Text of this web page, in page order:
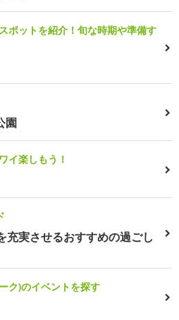
ポットを紹介！旬な時期や準備す
園
イ楽しもう！
充実させるおすすめの過ごし
ク)のイベントを探す